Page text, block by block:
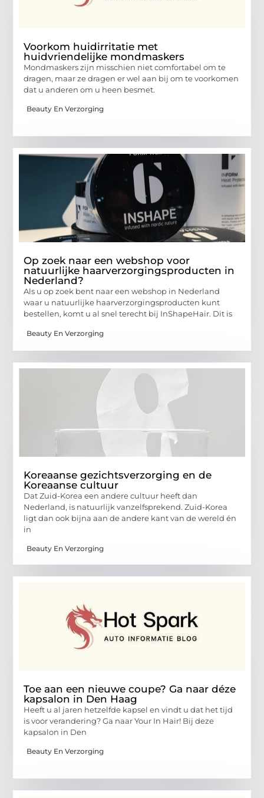
Voorkom huidirritatie met
huidvriendelijke mondmaskers
Mondmaskers zijn misschien niet comfortabel om te
dragen, maar ze dragen er wel aan bij om te voorkomen
dat u anderen om u heen besmet.
Beauty En Verzorging
Op zoek naar een webshop voor
natuurlijke haarverzorgingsproducten in
Nederland?
Als u op zoek bent naar een webshop in Nederland
waar u natuurlijke haarverzorgingsproducten kunt
bestellen, komt u al snel terecht bij InShapeHair. Dit is
Beauty En Verzorging
Koreaanse gezichtsverzorging en de
Koreaanse cultuur
Dat Zuid-Korea een andere cultuur heeft dan
Nederland, is natuurlijk vanzelfsprekend. Zuid-Korea
ligt dan ook bijna aan de andere kant van de wereld én
in
Beauty En Verzorging
Toe aan een nieuwe coupe? Ga naar déze
kapsalon in Den Haag
Heeft u al jaren hetzelfde kapsel en vindt u dat het tijd
is voor verandering? Ga naar Your In Hair! Bij deze
kapsalon in Den
Beauty En Verzorging